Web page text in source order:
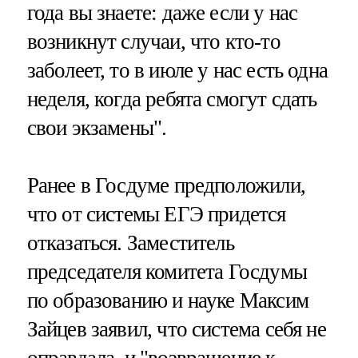
года вы знаете: даже если у нас
возникнут случаи, что кто-то
заболеет, то в июле у нас есть одна
неделя, когда ребята смогут сдать
свои экзамены".
Ранее в Госдуме предположили,
что от системы ЕГЭ придется
отказаться. Заместитель
председателя комитета Госдумы
по образованию и науке Максим
Зайцев заявил, что система себя не